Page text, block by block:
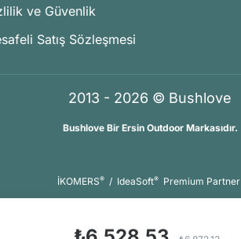
ve Güvenlik
Satış Sözleşmesi
2013 - 2026 © Bushlove
Bushlove Bir Ersin Outdoor Markasıdır.
İKOMERS® / IdeaSoft® Premium Partner